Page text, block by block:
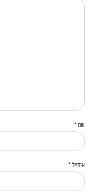
שם*
אימייל*